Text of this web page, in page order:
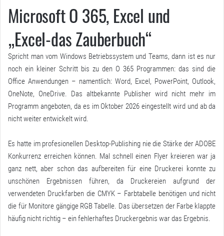
Microsoft O 365, Excel und
„Excel-das Zauberbuch“
Spricht man vom Windows Betriebssystem und Teams, dann ist es nur
noch ein kleiner Schritt bis zu den O 365 Programmen: das sind die
Office Anwendungen – namentlich: Word, Excel, PowerPoint, Outlook,
OneNote, OneDrive. Das altbekannte Publisher wird nicht mehr im
Programm angeboten, da es im Oktober 2026 eingestellt wird und ab da
nicht weiter entwickelt wird.
Es hatte im profesionellen Desktop-Publishing nie die Stärke der ADOBE
Konkurrenz erreichen können. Mal schnell einen Flyer kreieren war ja
ganz nett, aber schon das aufbereiten für eine Druckerei konnte zu
unschönen Ergebnissen führen, da Druckereien aufgrund der
verwendeten Druckfarben die CMYK – Farbtabelle benötigen und nicht
die für Monitore gängige RGB Tabelle. Das übersetzen der Farbe klappte
häufig nicht richtig – ein fehlerhaftes Druckergebnis war das Ergebnis.